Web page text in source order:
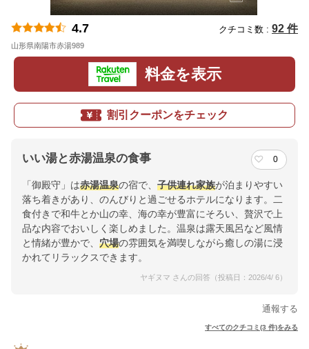
4.7 クチコミ数 : 92 件
山形県南陽市赤湯989
料金を表示
割引クーポンをチェック
いい湯と赤湯温泉の食事 0
「御殿守」は赤湯温泉の宿で、 子供連れ家族が泊まりやすい
落ち着きがあり、のんびりと過ごせるホテルになります。二
食付きで和牛とか山の幸、海の幸が豊富にそろい、贅沢で上
品な内容でおいしく楽しめました。温泉は露天風呂など風情
と情緒が豊かで、 穴場の雰囲気を満喫しながら癒しの湯に浸
かれてリラックスできます。
ヤギヌマ さんの回答（投稿日：2026/4/ 6）
通報する
すべてのクチコミ(3 件)をみる